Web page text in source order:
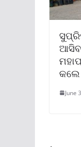
କଲେ
June